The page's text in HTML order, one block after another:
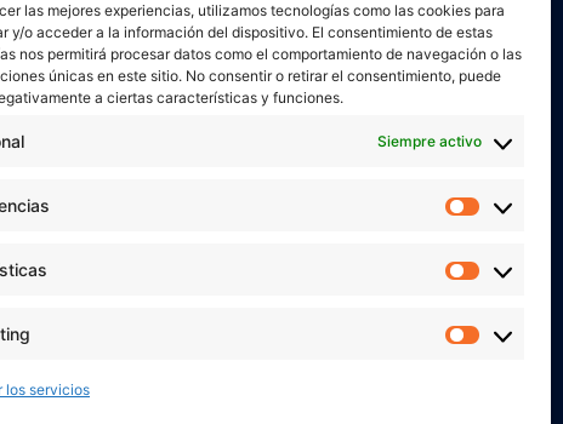
las mejores experiencias, utilizamos tecnologías como las cookies para
y/o acceder a la información del dispositivo. El consentimiento de estas
nos permitirá procesar datos como el comportamiento de navegación o las
únicas en este sitio. No consentir o retirar el consentimiento, puede
a ciertas características y funciones.
Siempre activo
los servicios
licencia de
NoComercial 4.0 Internacional
MIS REDES SOCIALES